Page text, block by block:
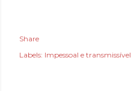
Share
Labels: Impessoal e transmissível